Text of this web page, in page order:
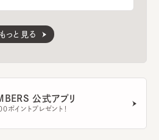
もっと見る
公式アプリ
ポイントプレゼント！